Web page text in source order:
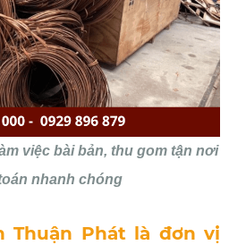
việc bài bản, thu gom tận nơi
nhanh chóng
Thuận Phát là đơn vị